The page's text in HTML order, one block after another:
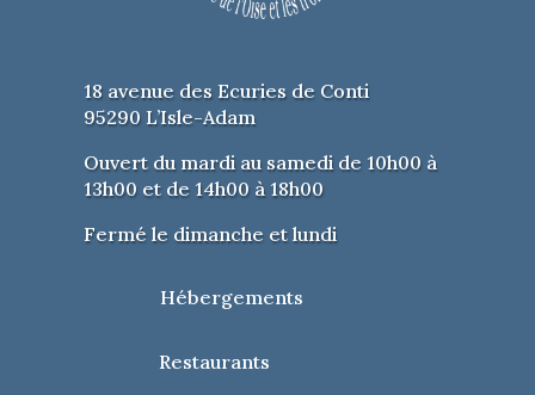
18 avenue des Ecuries de Conti
95290 L’Isle-Adam
Ouvert du mardi au samedi de 10h00 à
13h00 et de 14h00 à 18h00
Fermé le dimanche et lundi
Hébergements
Restaurants